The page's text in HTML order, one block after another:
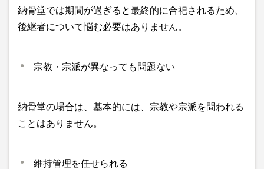
納骨堂では期間が過ぎると最終的に合祀されるため、
後継者について悩む必要はありません。
宗教・宗派が異なっても問題ない
納骨堂の場合は、基本的には、宗教や宗派を問われる
ことはありません。
維持管理を任せられる